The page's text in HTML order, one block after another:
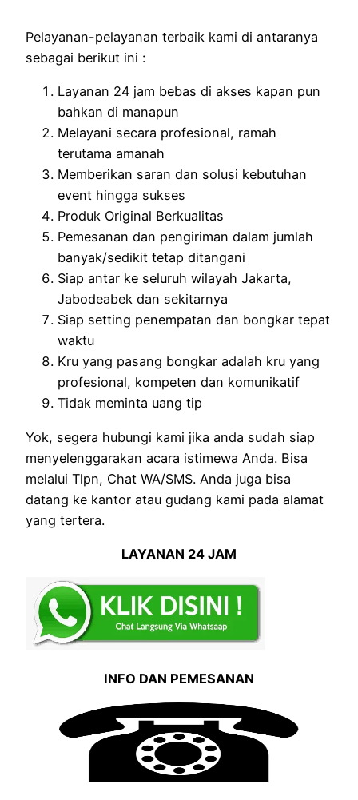
Pelayanan-pelayanan terbaik kami di antaranya
sebagai berikut ini :
Layanan 24 jam bebas di akses kapan pun
bahkan di manapun
Melayani secara profesional, ramah
terutama amanah
Memberikan saran dan solusi kebutuhan
event hingga sukses
Produk Original Berkualitas
Pemesanan dan pengiriman dalam jumlah
banyak/sedikit tetap ditangani
Siap antar ke seluruh wilayah Jakarta,
Jabodeabek dan sekitarnya
Siap setting penempatan dan bongkar tepat
waktu
Kru yang pasang bongkar adalah kru yang
profesional, kompeten dan komunikatif
Tidak meminta uang tip
Yok, segera hubungi kami jika anda sudah siap
menyelenggarakan acara istimewa Anda. Bisa
melalui Tlpn, Chat WA/SMS. Anda juga bisa
datang ke kantor atau gudang kami pada alamat
yang tertera.
LAYANAN 24 JAM
INFO DAN PEMESANAN